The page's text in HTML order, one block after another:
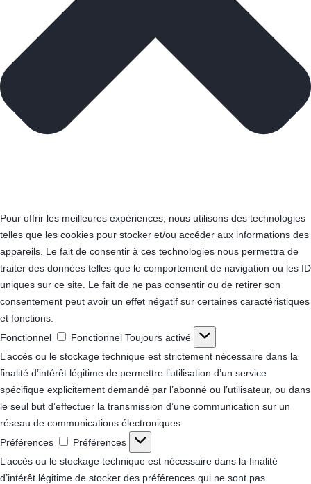
Pour offrir les meilleures expériences, nous utilisons des technologies
telles que les cookies pour stocker et/ou accéder aux informations des
appareils. Le fait de consentir à ces technologies nous permettra de
traiter des données telles que le comportement de navigation ou les ID
uniques sur ce site. Le fait de ne pas consentir ou de retirer son
consentement peut avoir un effet négatif sur certaines caractéristiques
et fonctions.
Fonctionnel
Fonctionnel Toujours activé
L’accès ou le stockage technique est strictement nécessaire dans la
finalité d’intérêt légitime de permettre l’utilisation d’un service
spécifique explicitement demandé par l’abonné ou l’utilisateur, ou dans
le seul but d’effectuer la transmission d’une communication sur un
réseau de communications électroniques.
Préférences
Préférences
L’accès ou le stockage technique est nécessaire dans la finalité
d’intérêt légitime de stocker des préférences qui ne sont pas